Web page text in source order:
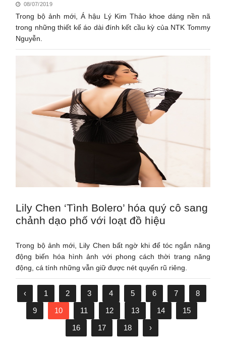
08/07/2019
Trong bộ ảnh mới, Á hậu Lý Kim Thảo khoe dáng nền nã
trong những thiết kế áo dài đính kết cầu kỳ của NTK Tommy
Nguyễn.
Lily Chen ‘Tình Bolero’ hóa quý cô sang
chảnh dạo phố với loạt đồ hiệu
Trong bộ ảnh mới, Lily Chen bất ngờ khi để tóc ngắn năng
động biến hóa hình ảnh với phong cách thời trang năng
động, cá tính những vẫn giữ được nét quyến rũ riêng.
‹ 1 2 3 4 5 6 7
8
9
10 11 12 13 14
15
16
17 18 ›